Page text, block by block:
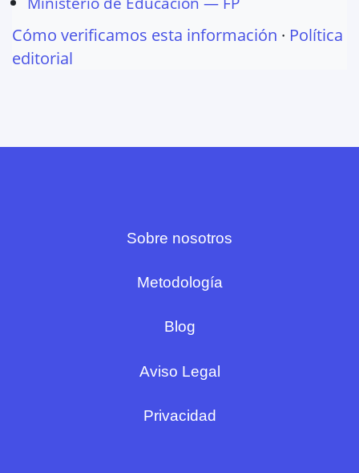
Cómo verificamos esta información · Política
editorial
Sobre nosotros
Metodología
Blog
Aviso Legal
Privacidad